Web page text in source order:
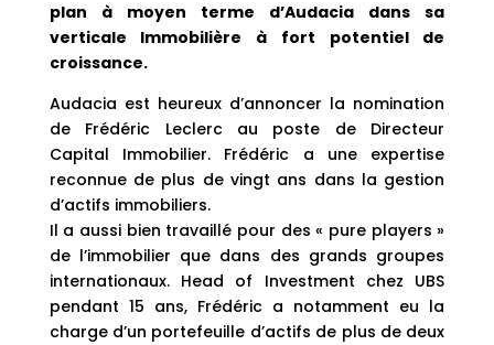
plan à moyen terme d’Audacia dans sa
verticale Immobilière à fort potentiel de
croissance.
Audacia est heureux d’annoncer la nomination
de Frédéric Leclerc au poste de Directeur
Capital Immobilier. Frédéric a une expertise
reconnue de plus de vingt ans dans la gestion
d’actifs immobiliers.
Il a aussi bien travaillé pour des « pure players »
de l’immobilier que dans des grands groupes
internationaux. Head of Investment chez UBS
pendant 15 ans, Frédéric a notamment eu la
charge d’un portefeuille d’actifs de plus de deux